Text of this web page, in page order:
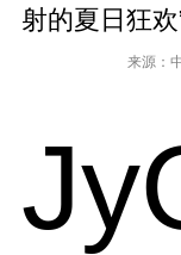
射的夏日狂欢
来源：